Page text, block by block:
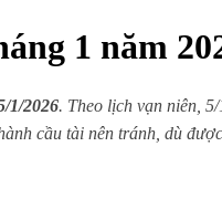
1 năm
1/2026. Theo lịch vạn niên,
cầu tài nên tránh, dù